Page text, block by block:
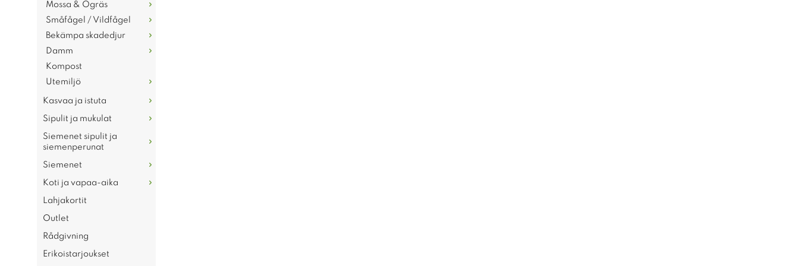
Mossa & Ogräs
Småfågel / Vildfågel
Bekämpa skadedjur
Damm
Kompost
Utemiljö
Kasvaa ja istuta
Sipulit ja mukulat
Siemenet sipulit ja
siemenperunat
Siemenet
Koti ja vapaa-aika
Lahjakortit
Outlet
Rådgivning
Erikoistarjoukset